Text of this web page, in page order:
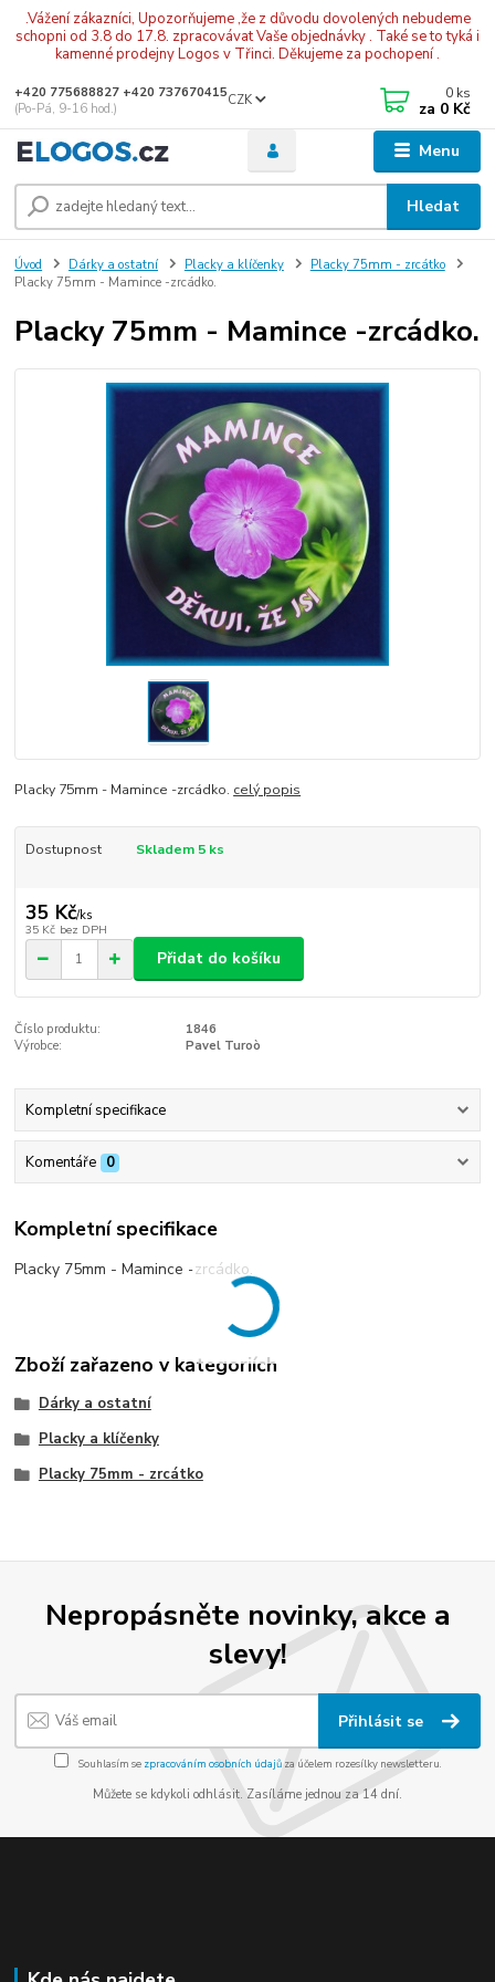
.Vážení zákazníci, Upozorňujeme ,že z důvodu dovolených nebudeme
schopni od 3.8 do 17.8. zpracovávat Vaše objednávky . Také se to tyká i
kamenné prodejny Logos v Třinci. Děkujeme za pochopení .
Menu
CZK
Hledat
+420 775688827 +420 737670415
(Po-Pá, 9-16 hod.)
0 ks
za 0 Kč
Úvod Dárky a ostatní Placky a klíčenky
Placky 75mm - zrcátko
Placky 75mm - Mamince -zrcádko.
Placky 75mm - Mamince -zrcádko.
Placky 75mm - Mamince -zrcádko. celý popis
Dostupnost Skladem 5 ks
35 Kč/ks
35 Kč bez DPH
Přidat do košíku
Číslo produktu:
1846
Výrobce:
Pavel Turoò
Kompletní specifikace
Komentáře 0
Kompletní specifikace
Placky 75mm - Mamince -zrcádko.
Zboží zařazeno v kategoriích
Dárky a ostatní
Placky a klíčenky
Placky 75mm - zrcátko
Nepropásněte novinky, akce a
slevy!
Přihlásit se
Souhlasím se zpracováním osobních údajůza účelem rozesílky newsletteru.
Můžete se kdykoli odhlásit. Zasíláme jednou za 14 dní.